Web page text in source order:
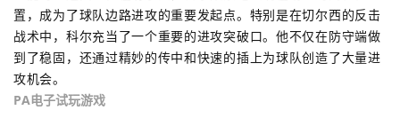
置，成为了球队边路进攻的重要发起点。特别是在切尔西的反击
战术中，科尔充当了一个重要的进攻突破口。他不仅在防守端做
到了稳固，还通过精妙的传中和快速的插上为球队创造了大量进
攻机会。
PA电子试玩游戏